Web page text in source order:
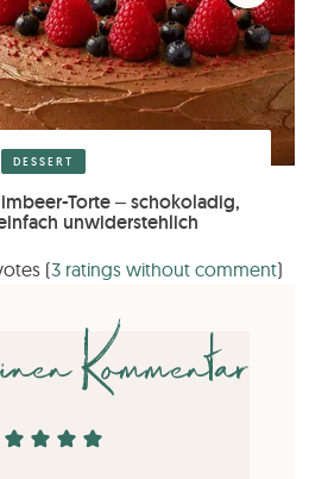
DESSERT
Torte – schokoladig,
unwiderstehlich
(3 ratings without comment)
Kommentar